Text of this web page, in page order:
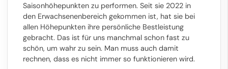
Saisonhöhepunkten zu performen. Seit sie 2022 in
den Erwachsenenbereich gekommen ist, hat sie bei
allen Höhepunkten ihre persönliche Bestleistung
gebracht. Das ist für uns manchmal schon fast zu
schön, um wahr zu sein. Man muss auch damit
rechnen, dass es nicht immer so funktionieren wird.